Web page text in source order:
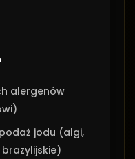
alergenów
jodu (algi,